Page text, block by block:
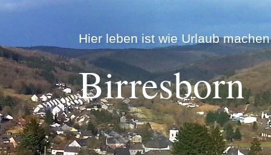
Hier leben ist wie Urlaub
Birresborn